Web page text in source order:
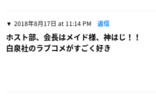
2018年8月17日 at 11:14 PM 返信
ホスト部、会長はメイド様、神はじ！！
白泉社のラブコメがすごく好き